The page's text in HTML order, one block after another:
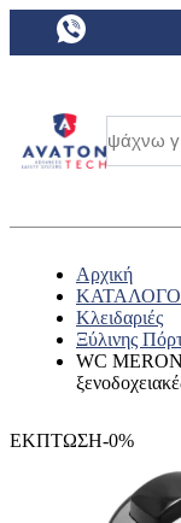
Αρχική
Κλειδαριές
Ξύλινης
WC
ΕΚΠΤΩΣΗ-0%